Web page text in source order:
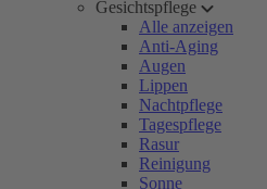
Gesichtspflege
Alle anzeigen
Anti-Aging
Augen
Lippen
Nachtpflege
Tagespflege
Rasur
Reinigung
Sonne